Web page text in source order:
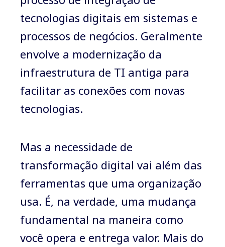
tecnologias digitais em sistemas e
processos de negócios. Geralmente
envolve a modernização da
infraestrutura de TI antiga para
facilitar as conexões com novas
tecnologias.
Mas a necessidade de
transformação digital vai além das
ferramentas que uma organização
usa. É, na verdade, uma mudança
fundamental na maneira como
você opera e entrega valor. Mais do